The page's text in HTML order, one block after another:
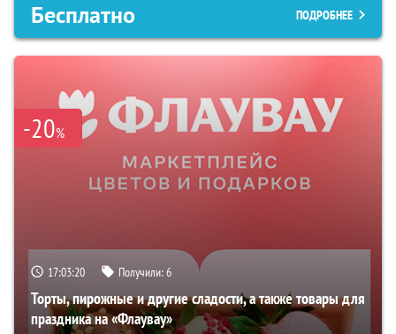
Бесплатно ПОДРОБНЕЕ
-20%
17:03:19 Получили:6
Торты, пирожные и другие сладости, а также товары для
праздника на «Флаувау»